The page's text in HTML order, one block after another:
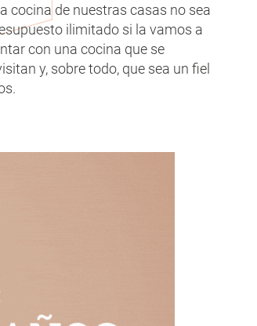
cocina de nuestras casas no sea
ilimitado si la vamos a
con una cocina que se
y, sobre todo, que sea un fiel